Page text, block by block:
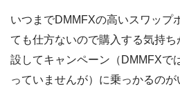
いつまでDMMFXの高いスワップ
ても仕方ないので購入する気持
設してキャンペーン（DMMFXで
っていませんが）に乗っかるのが